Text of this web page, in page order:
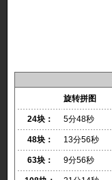
旋转拼图
24块： 5分48秒
48块： 13分56秒
63块： 9分56秒